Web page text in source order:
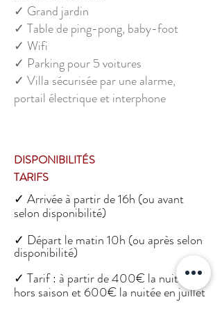
✓ Grand jardin
✓ Table de ping-pong, baby-foot
✓ Wifi
✓ Parking pour 5 voitures
✓ Villa sécurisée par une alarme,
portail électrique et interphone
DISPONIBILITÉS
TARIFS
✓ Arrivée à partir de 16h (ou avant
selon disponibilité)
✓ Départ le matin 10h (ou après selon
disponibilité)
✓ Tarif : à partir de 400€ la nuitée*
hors saison et 600€ la nuitée en juillet
et aout (pour toute la villa) -Location